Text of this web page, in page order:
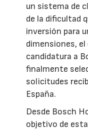
un sistema de
de la dificultad
inversión para
dimensiones,
candidatura a
finalmente
solicitudes
España.
Desde Bosch
objetivo de